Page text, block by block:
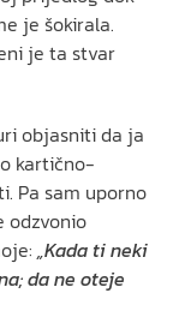
je šokirala.
je ta stvar
objasniti da ja
kartično-
Pa sam uporno
odzvonio
„Kada ti neki
da ne oteje